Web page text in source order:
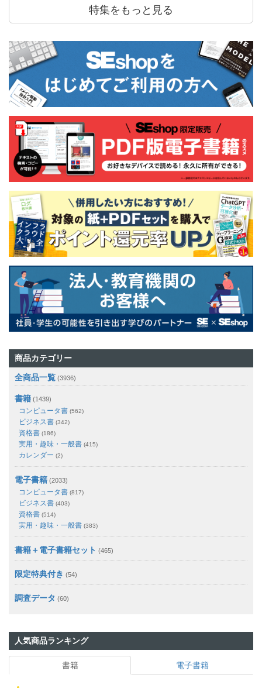
特集をもっと見る
商品カテゴリー
全商品一覧 (3936)
書籍 (1439)
コンピュータ書 (562)
ビジネス書 (342)
資格書 (186)
実用・趣味・一般書 (415)
カレンダー (2)
電子書籍 (2033)
コンピュータ書 (817)
ビジネス書 (403)
資格書 (514)
実用・趣味・一般書 (383)
書籍＋電子書籍セット (465)
限定特典付き (54)
調査データ (60)
人気商品ランキング
書籍 電子書籍